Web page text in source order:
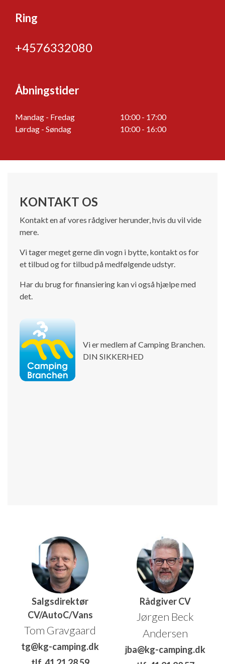
Ring
+4576332080
Åbningstider
Mandag - Fredag
10:00 - 17:00
Lørdag - Søndag
10:00 - 16:00
KONTAKT OS
Kontakt en af vores rådgiver herunder, hvis du vil vide
mere.
Vi tager meget gerne din vogn i bytte, kontakt os for
et tilbud og for tilbud på medfølgende udstyr.
Har du brug for finansiering kan vi også hjælpe med
det.
Vi er medlem af Camping Branchen.
DIN SIKKERHED
Salgsdirektør
CV/AutoC/Vans
Tom Gravgaard
tg@kg-camping.dk
Rådgiver CV
Jørgen Beck
Andersen
jba@kg-camping.dk